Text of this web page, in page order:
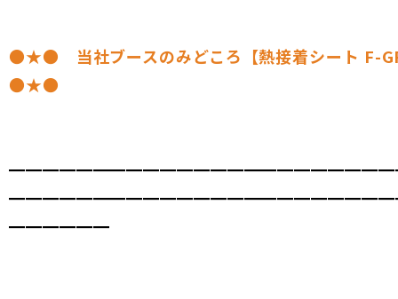
●★● 当社ブースのみどころ【熱接着シート F-
●★●
━━━━━━